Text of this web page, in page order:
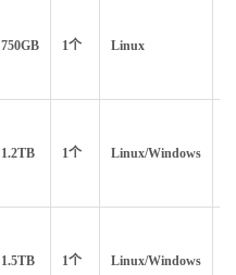
750GB 1个 Linux
1.2TB 1个 Linux/Windows
1.5TB 1个 Linux/Windows